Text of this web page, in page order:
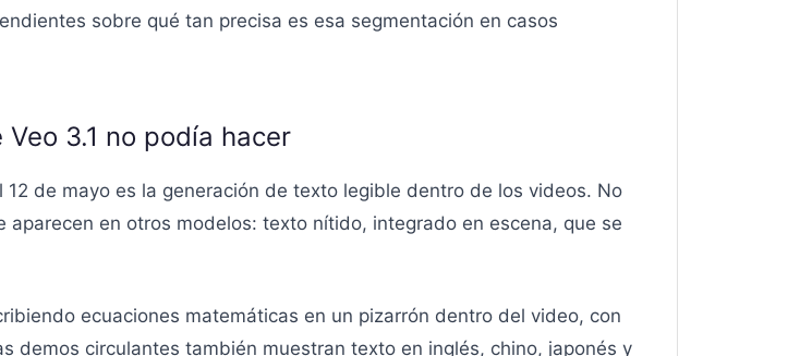
sobre qué tan precisa es esa segmentación en casos
3.1 no podía hacer
de mayo es la generación de texto legible dentro de los videos. No
en otros modelos: texto nítido, integrado en escena, que se
ecuaciones matemáticas en un pizarrón dentro del video, con
demos circulantes también muestran texto en inglés, chino, japonés y